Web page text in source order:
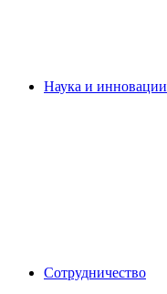
Наука и инновации
Сотрудничество